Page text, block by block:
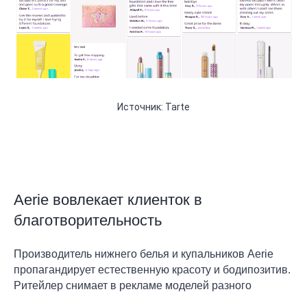
Источник: Tarte
Aerie вовлекает клиенток в
благотворительность
Производитель нижнего белья и купальников Aerie
пропагандирует естественную красоту и бодипозитив.
Ритейлер снимает в рекламе моделей разного